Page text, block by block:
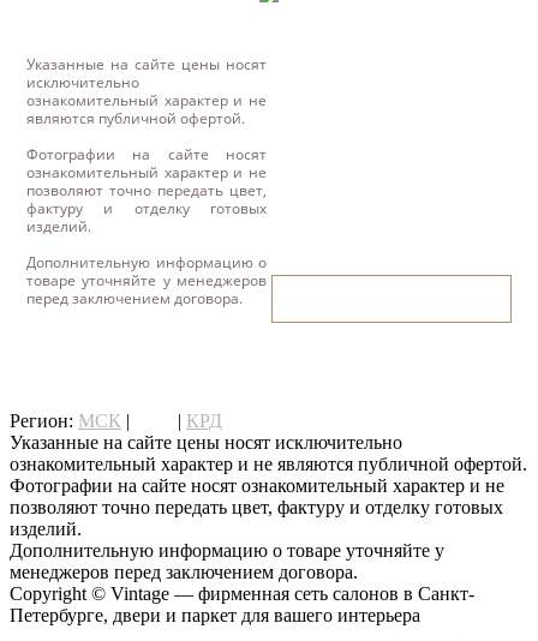
Указанные на сайте цены носят
исключительно
ознакомительный характер и не
являются публичной офертой.
Фотографии на сайте носят
ознакомительный характер и не
позволяют точно передать цвет,
фактуру и отделку готовых
изделий.
Дополнительную информацию о
товаре уточняйте у менеджеров
перед заключением договора.
Регион: МСК | | КРД
Указанные на сайте цены носят исключительно
ознакомительный характер и не являются публичной офертой.
Фотографии на сайте носят ознакомительный характер и не
позволяют точно передать цвет, фактуру и отделку готовых
изделий.
Дополнительную информацию о товаре уточняйте у
менеджеров перед заключением договора.
Copyright © Vintage — фирменная сеть салонов в Санкт-
Петербурге, двери и паркет для вашего интерьера